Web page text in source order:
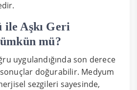
ile Aşkı Geri
mü?
uygulandığında son derece
sonuçlar doğurabilir. Medyum
sezgileri sayesinde,